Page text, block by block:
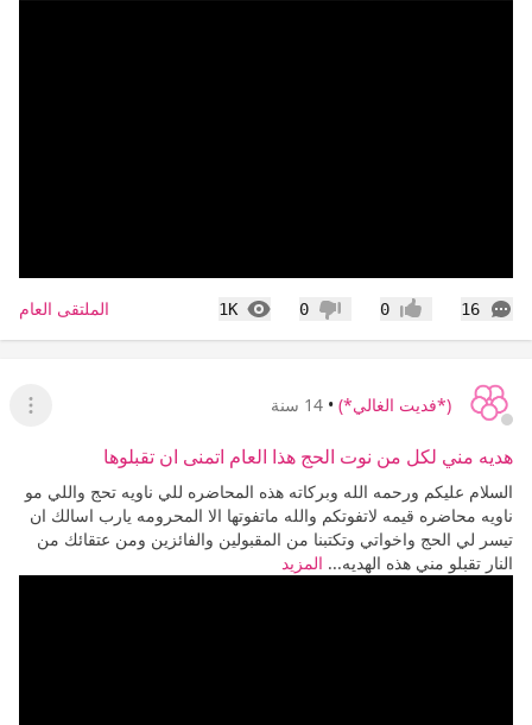
16
التعليقات إعجاب0 عدم إعجاب
0
1K
المشاهدات الملتقى العام
(*فديت الغالي*) • 14 سنة
عرض
هديه مني لكل من نوت الحج هذا العام اتمنى ان تقبلوها
السلام عليكم ورحمه الله وبركاته هذه المحاضره للي ناويه تحج واللي مو
ناويه محاضره قيمه لاتفوتكم والله ماتفوتها الا المحرومه يارب اسالك ان
تيسر لي الحج واخواتي وتكتبنا من المقبولين والفائزين ومن عتقائك من
النار تقبلو مني هذه الهديه... المزيد